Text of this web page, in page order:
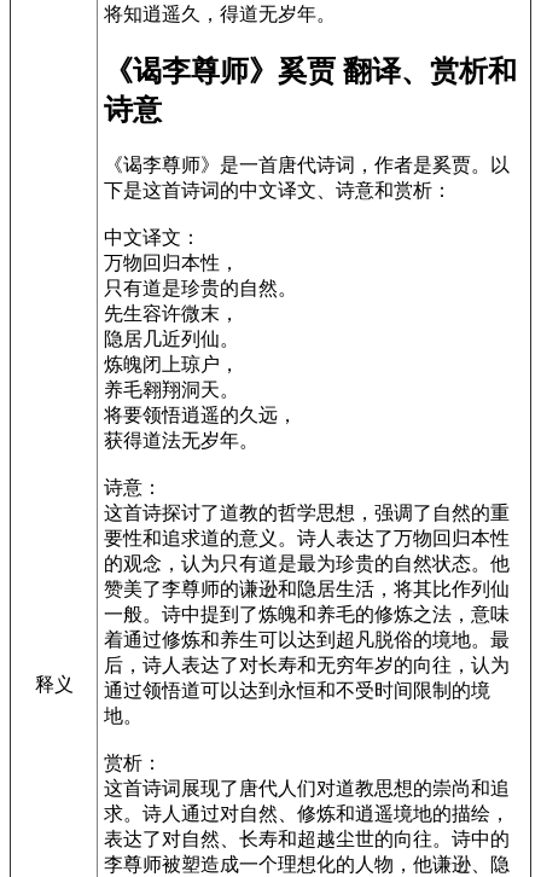
释义
将知逍遥久，得道无岁年。
《谒李尊师》奚贾 翻译、赏析和
诗意
《谒李尊师》是一首唐代诗词，作者是奚贾。以
下是这首诗词的中文译文、诗意和赏析：
中文译文：
万物回归本性，
只有道是珍贵的自然。
先生容许微末，
隐居几近列仙。
炼魄闭上琼户，
养毛翱翔洞天。
将要领悟逍遥的久远，
获得道法无岁年。
诗意：
这首诗探讨了道教的哲学思想，强调了自然的重
要性和追求道的意义。诗人表达了万物回归本性
的观念，认为只有道是最为珍贵的自然状态。他
赞美了李尊师的谦逊和隐居生活，将其比作列仙
一般。诗中提到了炼魄和养毛的修炼之法，意味
着通过修炼和养生可以达到超凡脱俗的境地。最
后，诗人表达了对长寿和无穷年岁的向往，认为
通过领悟道可以达到永恒和不受时间限制的境
地。
赏析：
这首诗词展现了唐代人们对道教思想的崇尚和追
求。诗人通过对自然、修炼和逍遥境地的描绘，
表达了对自然、长寿和超越尘世的向往。诗中的
李尊师被塑造成一个理想化的人物，他谦逊、隐